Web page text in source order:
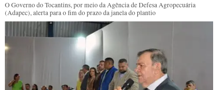
O Governo do Tocantins, por meio da Agência de Defesa Agropecuária
(Adapec), alerta para o fim do prazo da janela do plantio